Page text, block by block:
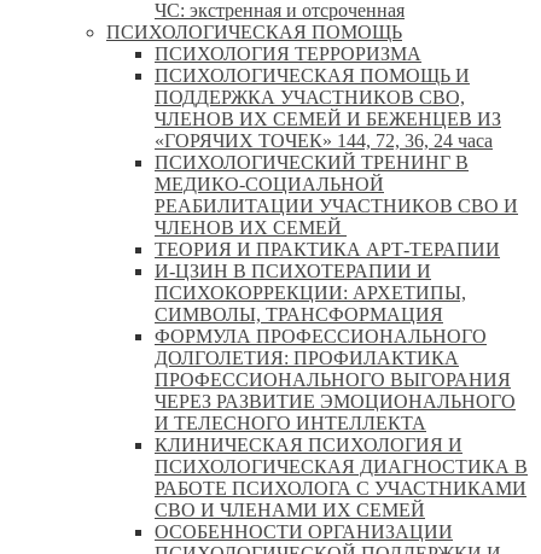
ЧС: экстренная и отсроченная
ПСИХОЛОГИЧЕСКАЯ ПОМОЩЬ
ПСИХОЛОГИЯ ТЕРРОРИЗМА
ПСИХОЛОГИЧЕСКАЯ ПОМОЩЬ И
ПОДДЕРЖКА УЧАСТНИКОВ СВО,
ЧЛЕНОВ ИХ СЕМЕЙ И БЕЖЕНЦЕВ ИЗ
«ГОРЯЧИХ ТОЧЕК» 144, 72, 36, 24 часа
ПСИХОЛОГИЧЕСКИЙ ТРЕНИНГ В
МЕДИКО-СОЦИАЛЬНОЙ
РЕАБИЛИТАЦИИ УЧАСТНИКОВ СВО И
ЧЛЕНОВ ИХ СЕМЕЙ
ТЕОРИЯ И ПРАКТИКА АРТ-ТЕРАПИИ
И-ЦЗИН В ПСИХОТЕРАПИИ И
ПСИХОКОРРЕКЦИИ: АРХЕТИПЫ,
СИМВОЛЫ, ТРАНСФОРМАЦИЯ
ФОРМУЛА ПРОФЕССИОНАЛЬНОГО
ДОЛГОЛЕТИЯ: ПРОФИЛАКТИКА
ПРОФЕССИОНАЛЬНОГО ВЫГОРАНИЯ
ЧЕРЕЗ РАЗВИТИЕ ЭМОЦИОНАЛЬНОГО
И ТЕЛЕСНОГО ИНТЕЛЛЕКТА
КЛИНИЧЕСКАЯ ПСИХОЛОГИЯ И
ПСИХОЛОГИЧЕСКАЯ ДИАГНОСТИКА В
РАБОТЕ ПСИХОЛОГА С УЧАСТНИКАМИ
СВО И ЧЛЕНАМИ ИХ СЕМЕЙ
ОСОБЕННОСТИ ОРГАНИЗАЦИИ